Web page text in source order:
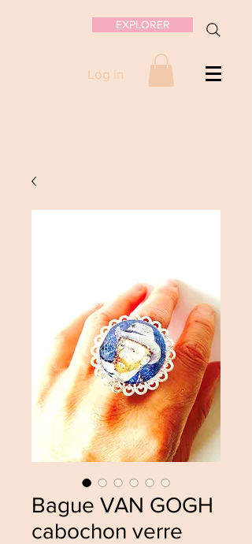
EXPLORER
Log in
Bague VAN GOGH
cabochon verre